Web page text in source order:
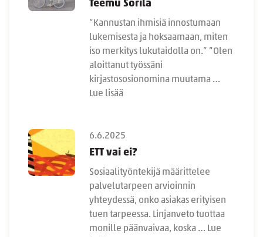
Teemu Sorila
”Kannustan ihmisiä innostumaan
lukemisesta ja hoksaamaan, miten
iso merkitys lukutaidolla on.” ”Olen
aloittanut työssäni
kirjastososionomina muutama …
Lue lisää
6.6.2025
ETT vai ei?
Sosiaalityöntekijä määrittelee
palvelutarpeen arvioinnin
yhteydessä, onko asiakas erityisen
tuen tarpeessa. Linjanveto tuottaa
monille päänvaivaa, koska … Lue